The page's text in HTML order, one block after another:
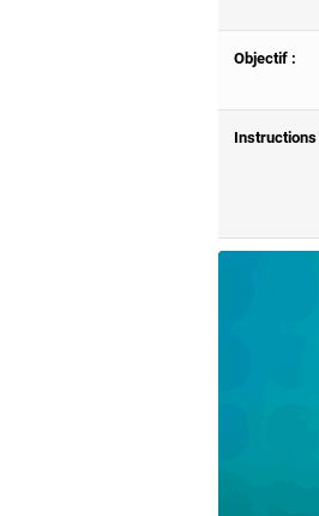
Objectif :
Instructions